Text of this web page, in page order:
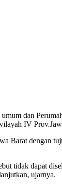
dan
IV
Barat dengan
tidak dapat
ujarnya.